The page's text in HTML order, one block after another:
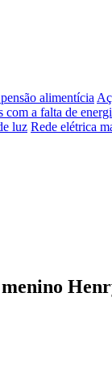
alimentícia
com a falta de
luz Rede elétrica